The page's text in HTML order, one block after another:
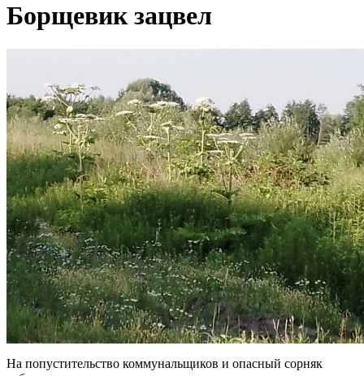
Борщевик зацвел
На попустительство коммунальщиков и опасный сорняк